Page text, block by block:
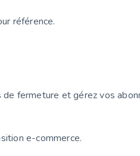
référence.
fermeture et gérez vos
e-commerce.